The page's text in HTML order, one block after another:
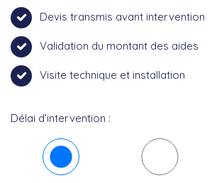
Devis transmis avant intervention
Validation du montant des aides
Visite technique et installation
Délai d’intervention :